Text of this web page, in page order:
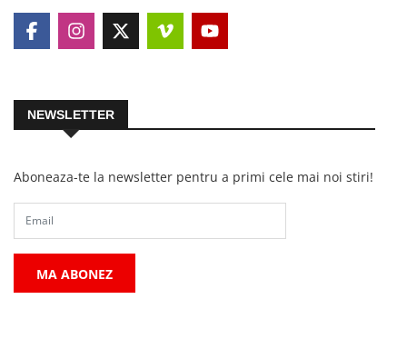
NEWSLETTER
Aboneaza-te la newsletter pentru a primi cele mai noi stiri!
MA ABONEZ